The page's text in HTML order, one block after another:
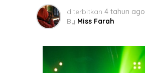
diterbitkan 4 tahun ago
By Miss Farah